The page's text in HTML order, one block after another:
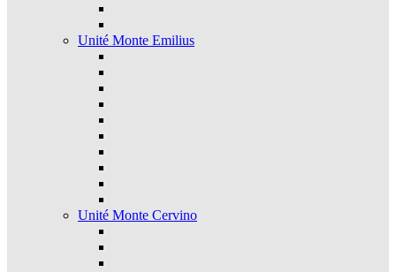
Unité Monte Emilius
Unité Monte Cervino